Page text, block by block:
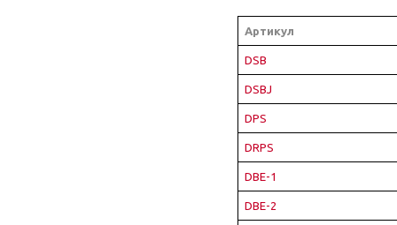
Артикул
DSB
DSBJ
DPS
DRPS
DBE-1
DBE-2